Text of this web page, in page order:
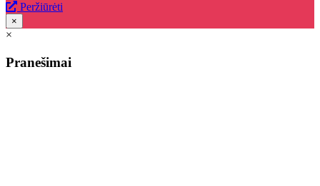
Peržiūrėti
×
×
Pranešimai